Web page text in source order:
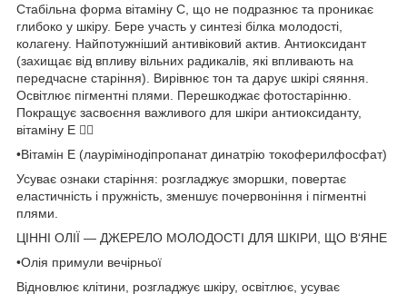
Стабільна форма вітаміну С, що не подразнює та проникає
глибоко у шкіру. Бере участь у синтезі білка молодості,
колагену. Найпотужніший антивіковий актив. Антиоксидант
(захищає від впливу вільних радикалів, які впливають на
передчасне старіння). Вирівнює тон та дарує шкірі сяяння.
Освітлює пігментні плями. Перешкоджає фотостарінню.
Покращує засвоєння важливого для шкіри антиоксиданту,
вітаміну Е 👇🏽
•Вітамін Е (лаурімінодіпропанат динатрію токоферилфосфат)
Усуває ознаки старіння: розгладжує зморшки, повертає
еластичність і пружність, зменшує почервоніння і пігментні
плями.
ЦІННІ ОЛІЇ — ДЖЕРЕЛО МОЛОДОСТІ ДЛЯ ШКІРИ, ЩО В‘ЯНЕ
•Олія примули вечірньої
Відновлює клітини, розгладжує шкіру, освітлює, усуває